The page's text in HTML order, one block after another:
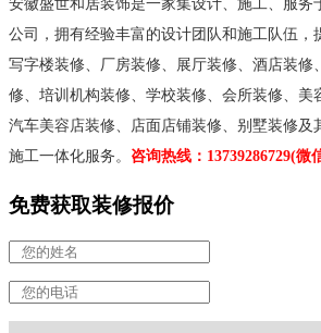
安徽盛世和居装饰是一家集设计、施工、服务
公司， 拥有经验丰富的设计团队和施工队伍，
写字楼装修、厂房装修、展厅装修、酒店装修、
修、培训机构装修、学校装修、会所装修、美
汽车美容店装修、店面店铺装修、别墅装修及
施工一体化服务。 咨询热线：13739286729(微
免费获取装修报价